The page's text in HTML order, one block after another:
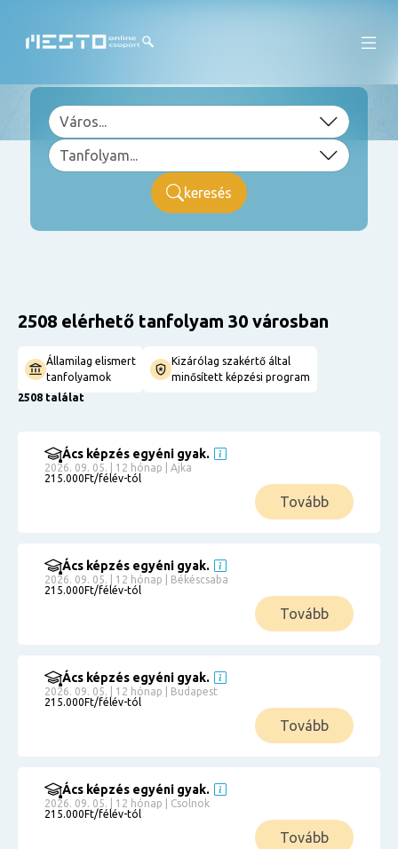
keresés
2508 elérhető tanfolyam 30 városban
Államilag elismert
tanfolyamok
Kizárólag szakértő által
minősített képzési program
2508 találat
Ács képzés egyéni gyak.
2026. 09. 05. | 12 hónap | Ajka
215.000Ft/félév-tól
Tovább
Ács képzés egyéni gyak.
2026. 09. 05. | 12 hónap | Békéscsaba
215.000Ft/félév-tól
Tovább
Ács képzés egyéni gyak.
2026. 09. 05. | 12 hónap | Budapest
215.000Ft/félév-tól
Tovább
Ács képzés egyéni gyak.
2026. 09. 05. | 12 hónap | Csolnok
215.000Ft/félév-tól
Tovább